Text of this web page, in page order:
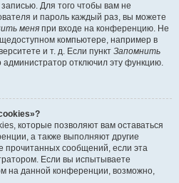
Для того чтобы вам не
и пароль каждый раз, вы можете
меня при входе на конференцию. Не
компьютере, например в
и т. д. Если пункт Запомнить
администратор отключил эту функцию.
которые позволяют вам оставаться
а также выполняют другие
прочитанных сообщений, если эта
Если вы испытываете
на данной конференции, возможно,